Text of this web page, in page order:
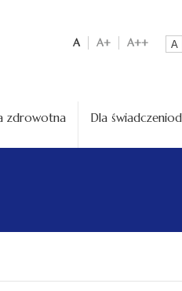
A A+ A++ A
zdrowotna Dla